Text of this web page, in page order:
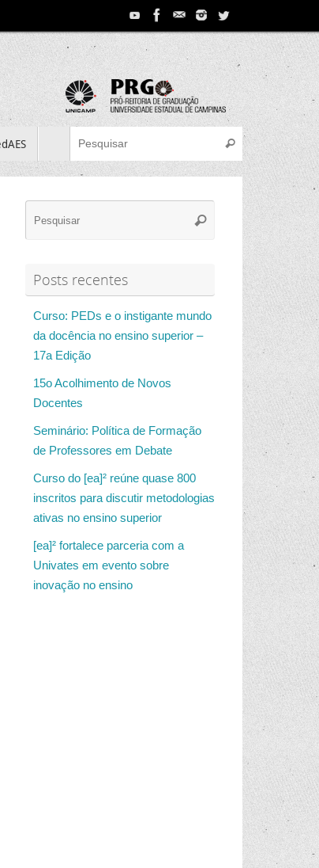
Search for:
Pesquisar
Pesquisar
Posts recentes
Curso: PEDs e o instigante mundo
da docência no ensino superior –
17a Edição
15o Acolhimento de Novos
Docentes
Seminário: Política de Formação
de Professores em Debate
Curso do [ea]² reúne quase 800
inscritos para discutir metodologias
ativas no ensino superior
[ea]² fortalece parceria com a
Univates em evento sobre
inovação no ensino